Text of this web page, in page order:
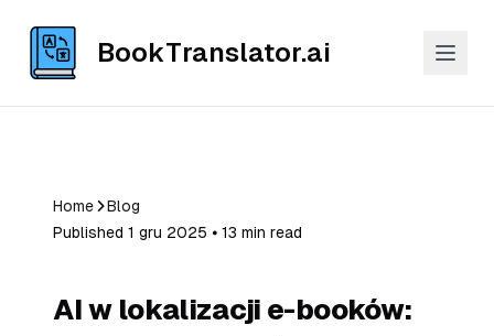
BookTranslator.ai
Home
Blog
Published 1 gru 2025 ⦁ 13 min read
AI w lokalizacji e-booków: